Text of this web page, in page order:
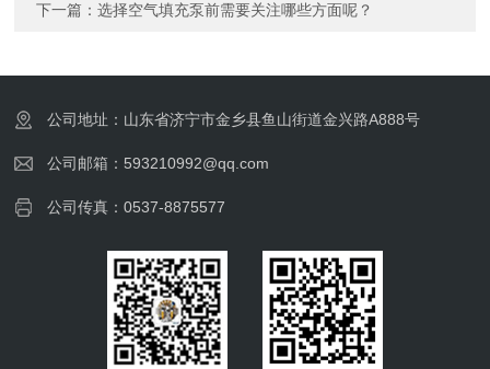
下一篇：选择空气填充泵前需要关注哪些方面呢？
公司地址：山东省济宁市金乡县鱼山街道金兴路A888号
公司邮箱：593210992@qq.com
公司传真：0537-8875577